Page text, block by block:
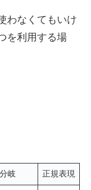
わなくてもいけ
を利用する場
岐 正規表現